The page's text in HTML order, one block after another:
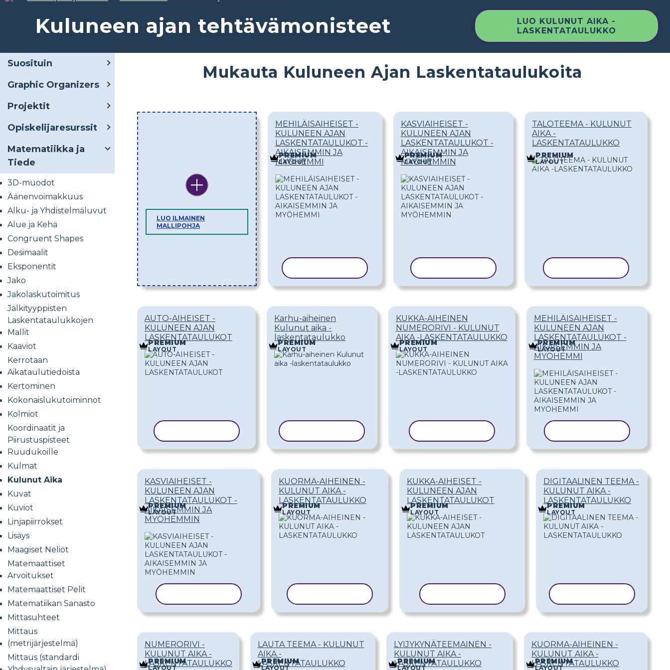
Kuluneen ajan tehtävämonisteet
LUO KULUNUT AIKA -
LASKENTATAULUKKO
Suosituin
Graphic Organizers
Projektit
Opiskelijaresurssit
Matematiikka ja
Tiede
3D-muodot
Äänenvoimakkuus
Alku- ja Yhdistelmäluvut
Alue ja Kehä
Congruent Shapes
Desimaalit
Eksponentit
Jako
Jakolaskutoimitus
Jälkityyppisten
Laskentataulukkojen
Mallit
Kaaviot
Kerrotaan
Aikataulutiedoista
Kertominen
Kokonaislukutoiminnot
Kolmiot
Koordinaatit ja
Piirustuspisteet
Ruudukoille
Kulmat
Kulunut Aika
Kuvat
Kuviot
Linjapiirrokset
Lisäys
Maagiset Neliöt
Matemaattiset
Arvoitukset
Matemaattiset Pelit
Matematiikan Sanasto
Mittasuhteet
Mittaus
(metrijärjestelmä)
Mittaus (standardi
Mukauta Kuluneen Ajan Laskentataulukoita
LUO ILMAINEN
MALLIPOHJA
MEHILÄISAIHEISET -
KULUNEEN AJAN
LASKENTATAULUKOT -
AIKAISEMMIN JA
MYÖHEMMI
PREMIUM
LAYOUT
KASVIAIHEISET -
KULUNEEN AJAN
LASKENTATAULUKOT -
AIKAISEMMIN JA
MYÖHEMMIN
PREMIUM
LAYOUT
TALOTEEMA - KULUNUT
AIKA -
LASKENTATAULUKKO
PREMIUM
LAYOUT
AUTO-AIHEISET -
KULUNEEN AJAN
LASKENTATAULUKOT
PREMIUM
LAYOUT
Karhu-aiheinen
Kulunut aika -
laskentataulukko
PREMIUM
LAYOUT
KUKKA-AIHEINEN
NUMERORIVI - KULUNUT
AIKA -LASKENTATAULUKKO
PREMIUM
LAYOUT
MEHILÄISAIHEISET -
KULUNEEN AJAN
LASKENTATAULUKOT -
AIKAISEMMIN JA
MYÖHEMMI
PREMIUM
LAYOUT
KASVIAIHEISET -
KULUNEEN AJAN
LASKENTATAULUKOT -
AIKAISEMMIN JA
MYÖHEMMIN
PREMIUM
LAYOUT
KUORMA-AIHEINEN -
KULUNUT AIKA -
LASKENTATAULUKKO
PREMIUM
LAYOUT
KUKKA-AIHEISET -
KULUNEEN AJAN
LASKENTATAULUKOT
PREMIUM
LAYOUT
DIGITAALINEN TEEMA -
KULUNUT AIKA -
LASKENTATAULUKKO
PREMIUM
LAYOUT
NUMERORIVI -
KULUNUT AIKA -
LASKENTATAULUKKO
PREMIUM
LAYOUT
LAUTA TEEMA - KULUNUT
AIKA -
LASKENTATAULUKKO
PREMIUM
LAYOUT
LYIJYKYNÄTEEMAINEN -
KULUNUT AIKA -
LASKENTATAULUKKO
PREMIUM
LAYOUT
KUORMA-AIHEINEN -
KULUNUT AIKA -
LASKENTATAULUKKO
PREMIUM
LAYOUT